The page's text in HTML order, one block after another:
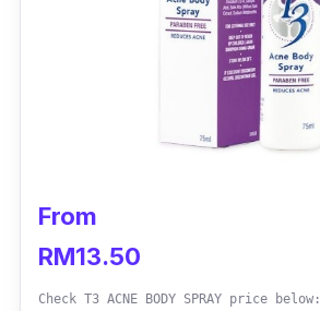
From
RM13.50
Check T3 ACNE BODY SPRAY price below: